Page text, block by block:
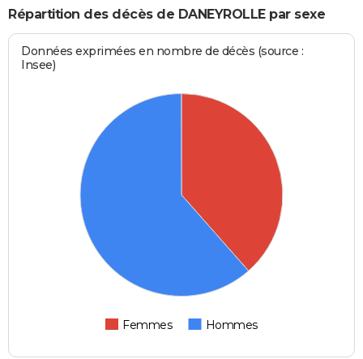
Répartition des décès de DANEYROLLE par sexe
Données exprimées en nombre de décès (source :
Insee)
Femmes Hommes